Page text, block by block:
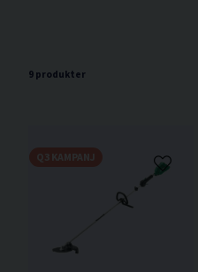
9 produkter
Q3 KAMPANJ